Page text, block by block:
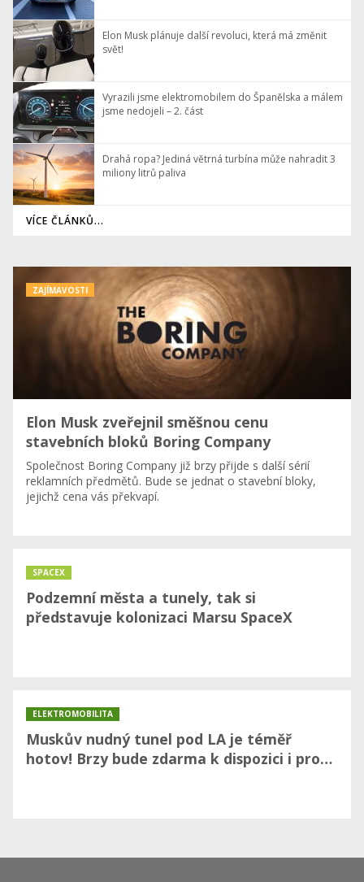
Elon Musk plánuje další revoluci, která má změnit
svět!
Vyrazili jsme elektromobilem do Španělska a málem
jsme nedojeli – 2. část
Drahá ropa? Jediná větrná turbína může nahradit 3
miliony litrů paliva
VÍCE ČLÁNKŮ...
Elon Musk zveřejnil směšnou cenu
stavebních bloků Boring Company
​Společnost Boring Company již brzy přijde s další sérií
reklamních předmětů. Bude se jednat o stavební bloky,
jejichž cena vás překvapí.
ZAJÍMAVOSTI
Podzemní města a tunely, tak si
představuje kolonizaci Marsu SpaceX
SPACEX
Muskův nudný tunel pod LA je téměř
hotov! Brzy bude zdarma k dispozici i pro…
ELEKTROMOBILITA